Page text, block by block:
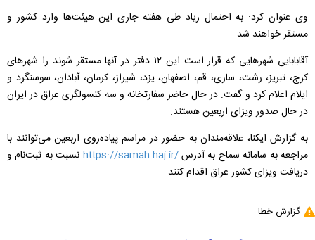
وی عنوان کرد: به احتمال زیاد طی هفته جاری این هیئت‌ها وارد کشور و
مستقر خواهند شد.
آقابابایی شهرهایی که قرار است این ۱۲ دفتر در آنها مستقر شوند را شهرهای
کرج، تبریز، رشت، ساری، قم، اصفهان، یزد، شیراز، کرمان، آبادان، سوسنگرد و
ایلام اعلام کرد و گفت: در حال حاضر سفارتخانه و سه کنسولگری عراق در ایران
در حال صدور ویزای اربعین هستند.
به گزارش ایکنا، علاقه‌مندان به حضور در مراسم پیاده‌روی اربعین می‌توانند با
مراجعه به سامانه سماح به آدرسhttps://samah.haj.ir/ نسبت به ثبت‌نام و
دریافت ویزای کشور عراق اقدام کنند.
گزارش خطا